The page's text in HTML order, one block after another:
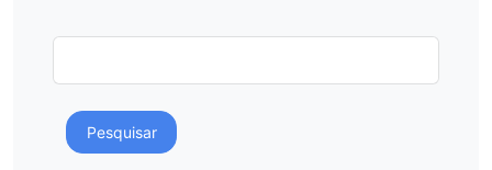
Pesquisar